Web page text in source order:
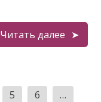
Читать далее
5 6 …